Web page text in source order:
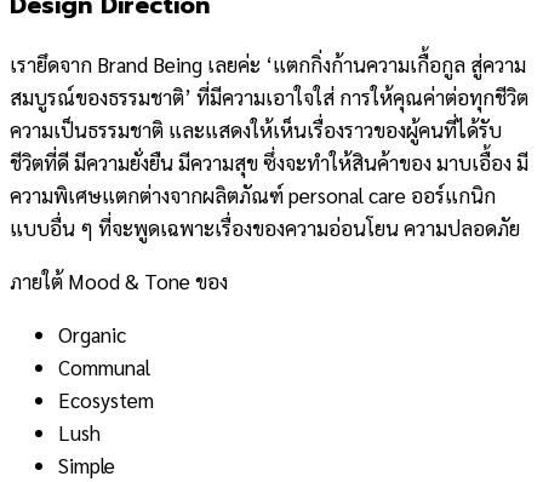
เรายึดจาก Brand Being เลยค่ะ ‘แตกกิ่งก้านความเกื้อกูล สู่ความ
สมบูรณ์ของธรรมชาติ’ ที่มีความเอาใจใส่ การให้คุณค่าต่อทุกชีวิต
ความเป็นธรรมชาติ และแสดงให้เห็นเรื่องราวของผู้คนที่ได้รับ
ชีวิตที่ดี มีความยั่งยืน มีความสุข ซึ่งจะทำให้สินค้าของ มาบเอื้อง มี
ความพิเศษแตกต่างจากผลิตภัณฑ์ personal care ออร์แกนิก
แบบอื่น ๆ ที่จะพูดเฉพาะเรื่องของความอ่อนโยน ความปลอดภัย
ภายใต้ Mood & Tone ของ
Organic
Communal
Ecosystem
Lush
Simple